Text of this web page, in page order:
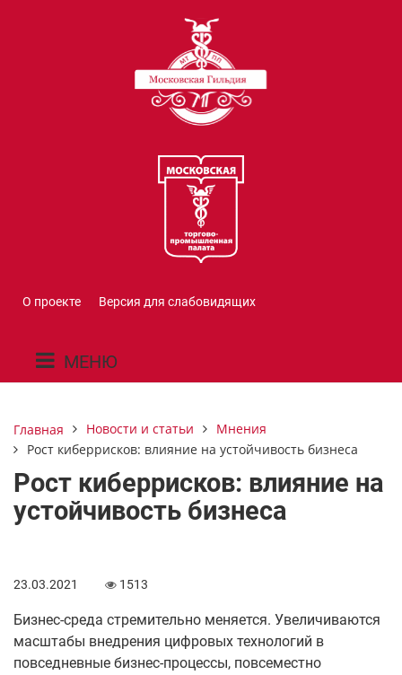
О проекте Версия для слабовидящих
МЕНЮ
Главная Новости и статьи
Мнения
Рост киберрисков: влияние на устойчивость бизнеса
Рост киберрисков: влияние на
устойчивость бизнеса
23.03.2021 1513
Бизнес-среда стремительно меняется. Увеличиваются
масштабы внедрения цифровых технологий в
повседневные бизнес-процессы, повсеместно